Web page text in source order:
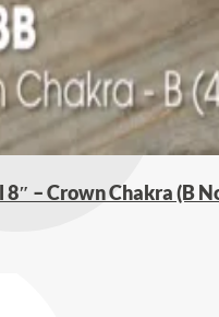
– Crown Chakra (B